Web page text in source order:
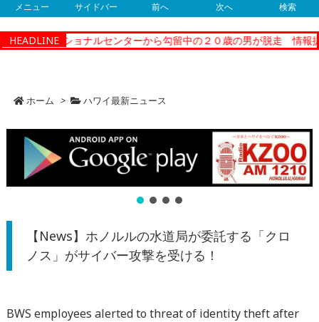
メニュー サイドバー 前へ 次へ 検索
HEADLINE
ーコレクショナルセンターから勾留中の２０歳の男が脱走 情報提供
ホーム > ハワイ最新ニュース
【News】ホノルルの水道局が委託する「クロ
ノス」がサイバー攻撃を受ける！
BWS employees alerted to threat of identity theft after